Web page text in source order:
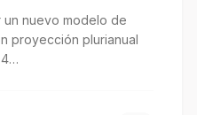
nuevo modelo de
proyección plurianual